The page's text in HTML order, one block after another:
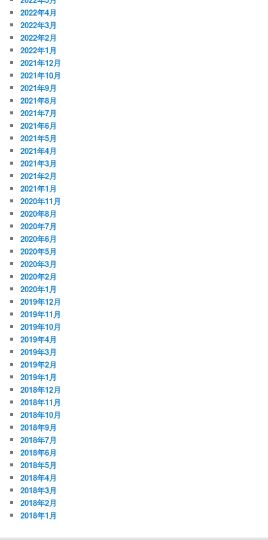
2022年4月
2022年3月
2022年2月
2022年1月
2021年12月
2021年10月
2021年9月
2021年8月
2021年7月
2021年6月
2021年5月
2021年4月
2021年3月
2021年2月
2021年1月
2020年11月
2020年8月
2020年7月
2020年6月
2020年5月
2020年3月
2020年2月
2020年1月
2019年12月
2019年11月
2019年10月
2019年4月
2019年3月
2019年2月
2019年1月
2018年12月
2018年11月
2018年10月
2018年9月
2018年7月
2018年6月
2018年5月
2018年4月
2018年3月
2018年2月
2018年1月